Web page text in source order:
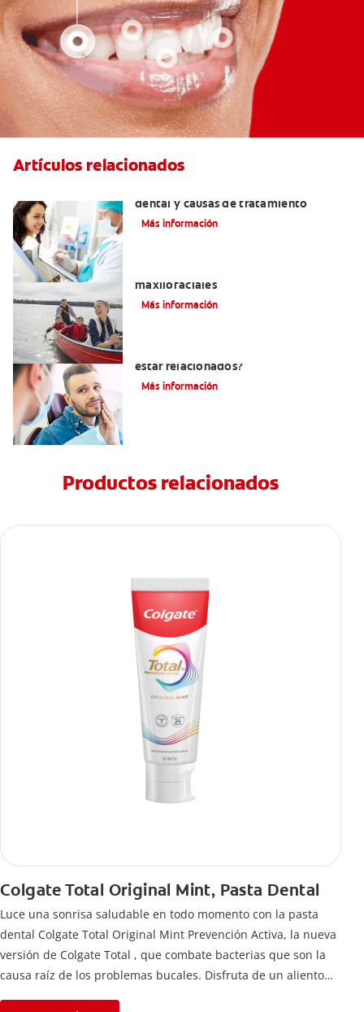
Artículos relacionados
dental y causas de tratamiento
Más información
maxilofaciales
Más información
estar relacionados?
Más información
Productos relacionados
Colgate Total Original Mint, Pasta Dental
Luce una sonrisa saludable en todo momento con la pasta
dental Colgate Total Original Mint Prevención Activa, la nueva
versión de Colgate Total , que combate bacterias que son la
causa raíz de los problemas bucales. Disfruta de un aliento